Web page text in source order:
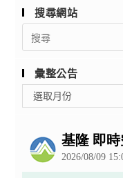
搜尋網站
Search
for:
彙整公告
整
選取月份